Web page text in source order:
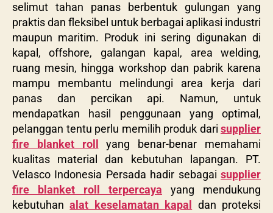
selimut tahan panas berbentuk gulungan yang
praktis dan fleksibel untuk berbagai aplikasi industri
maupun maritim. Produk ini sering digunakan di
kapal, offshore, galangan kapal, area welding,
ruang mesin, hingga workshop dan pabrik karena
mampu membantu melindungi area kerja dari
panas dan percikan api. Namun, untuk
mendapatkan hasil penggunaan yang optimal,
pelanggan tentu perlu memilih produk dari supplier
fire blanket roll
yang benar-benar memahami
kualitas material dan kebutuhan lapangan. PT.
Velasco Indonesia Persada hadir sebagai supplier
fire blanket roll terpercaya yang mendukung
kebutuhanalat keselamatan kapal
dan proteksi